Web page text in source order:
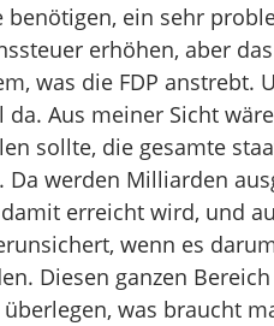
ein sehr
erhöhen, aber
was die FDP anstrebt.
Aus meiner Sicht
sollte, die gesamte
werden Milliarden
erreicht wird, und
wenn es
Diesen ganzen
was braucht